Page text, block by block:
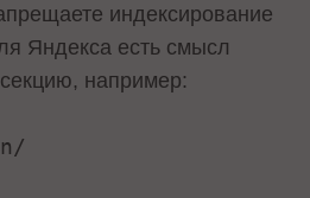
индексирование
Яндекса есть смысл
например: